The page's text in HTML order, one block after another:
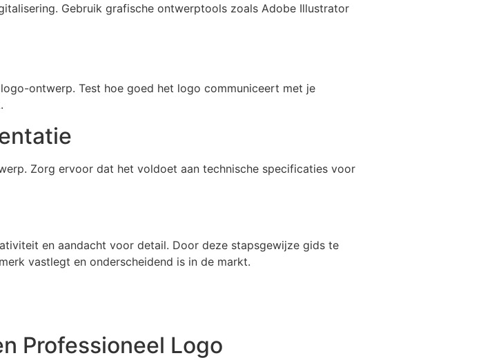
Gebruik grafische ontwerptools zoals Adobe Illustrator
ontwerp. Test hoe goed het logo communiceert met je
Zorg ervoor dat het voldoet aan technische specificaties voor
en aandacht voor detail. Door deze stapsgewijze gids te
vastlegt en onderscheidend is in de markt.
Professioneel Logo